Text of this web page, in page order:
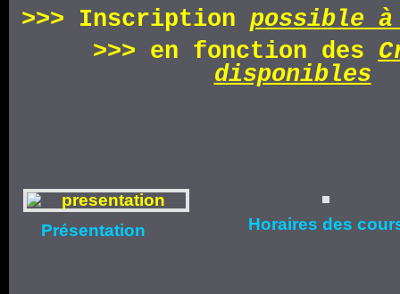
>>> Inscription possible à
>>> en fonction des
disponibles
Présentation Horaires des